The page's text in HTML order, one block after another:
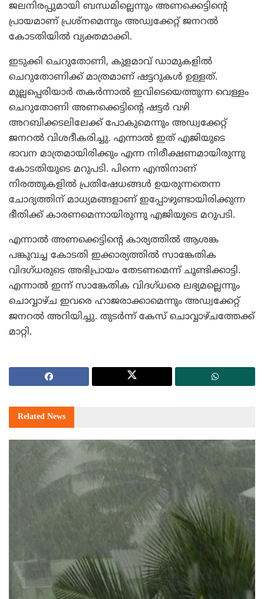
ജലനിരപ്പുമായി ബന്ധമില്ലെന്നും അണക്കെട്ടിന്റെ
പ്രായമാണ് പ്രശ്‌നമെന്നും അഡ്വക്കേറ്റ് ജനറല്‍
കോടതിയില്‍ വ്യക്തമാക്കി.
ഇടുക്കി ചെറുതോണി, കുളമാവ് ഡാമുകളില്‍
ചെറുതോണിക്ക് മാത്രമാണ് ഷട്ടറുകള്‍ ഉള്ളത്.
മുല്ലപ്പെരിയാര്‍ തകര്‍ന്നാല്‍ ഇവിടെയെത്തുന്ന വെള്ളം
ചെറുതോണി അണക്കെട്ടിന്റെ ഷട്ടര്‍ വഴി
അറബിക്കടലിലേക്ക് പോകുമെന്നും അഡ്വക്കേറ്റ്
ജനറല്‍ വിശദീകരിച്ചു. എന്നാല്‍ ഇത് എജിയുടെ
ഭാവന മാത്രമായിരിക്കും എന്ന നിരീക്ഷണമായിരുന്നു
കോടതിയുടെ മറുപടി. പിന്നെ എന്തിനാണ്
നിരത്തുകളില്‍ പ്രതിഷേധങ്ങള്‍ ഉയരുന്നതെന്ന
ചോദ്യത്തിന് മാധ്യമങ്ങളാണ് ഇപ്പോഴുണ്ടായിരിക്കുന്ന
ഭീതിക്ക് കാരണമെന്നായിരുന്നു എജിയുടെ മറുപടി.
എന്നാല്‍ അണക്കെട്ടിന്റെ കാര്യത്തില്‍ ആശങ്ക
പങ്കുവച്ച കോടതി ഇക്കാര്യത്തില്‍ സാങ്കേതിക
വിദഗ്ധരുടെ അഭിപ്രായം തേടണമെന്ന് ചൂണ്ടിക്കാട്ടി.
എന്നാല്‍ ഇന്ന് സാങ്കേതിക വിദഗ്ധരെ ലഭ്യമല്ലെന്നും
ചൊവ്വാഴ്ച ഇവരെ ഹാജരാക്കാമെന്നും അഡ്വക്കേറ്റ്
ജനറല്‍ അറിയിച്ചു. തുടര്‍ന്ന് കേസ് ചൊവ്വാഴ്ചത്തേക്ക്
മാറ്റി.
Related News